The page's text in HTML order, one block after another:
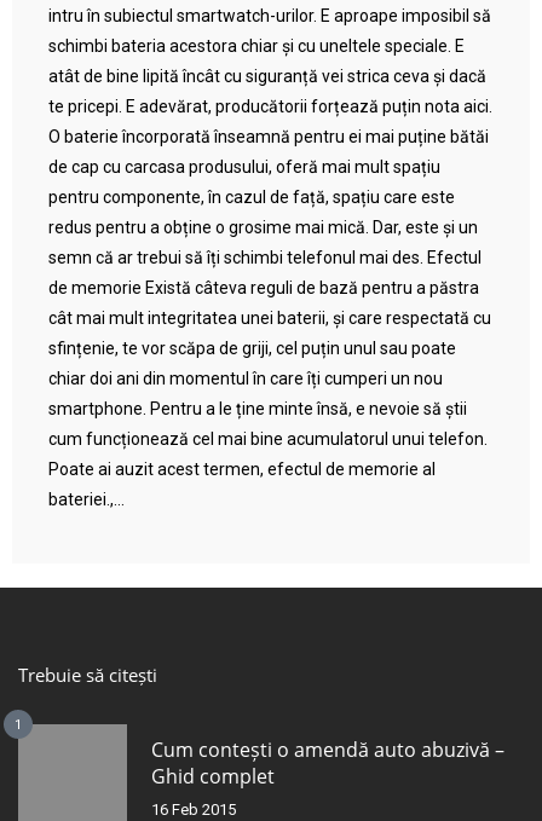
intru în subiectul smartwatch-urilor. E aproape imposibil să
schimbi bateria acestora chiar și cu uneltele speciale. E
atât de bine lipită încât cu siguranță vei strica ceva și dacă
te pricepi. E adevărat, producătorii forțează puțin nota aici.
O baterie încorporată înseamnă pentru ei mai puține bătăi
de cap cu carcasa produsului, oferă mai mult spațiu
pentru componente, în cazul de față, spațiu care este
redus pentru a obține o grosime mai mică. Dar, este și un
semn că ar trebui să îți schimbi telefonul mai des. Efectul
de memorie Există câteva reguli de bază pentru a păstra
cât mai mult integritatea unei baterii, și care respectată cu
sfințenie, te vor scăpa de griji, cel puțin unul sau poate
chiar doi ani din momentul în care îți cumperi un nou
smartphone. Pentru a le ține minte însă, e nevoie să știi
cum funcționează cel mai bine acumulatorul unui telefon.
Poate ai auzit acest termen, efectul de memorie al
bateriei.,...
Trebuie să citești
1
Cum contești o amendă auto abuzivă –
Ghid complet
16 Feb 2015